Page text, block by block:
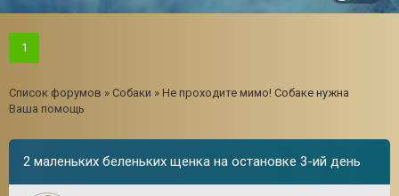
1
Список форумов » Собаки » Не проходите мимо! Собаке нужна
Ваша помощь
2 маленьких беленьких щенка на остановке 3-ий день